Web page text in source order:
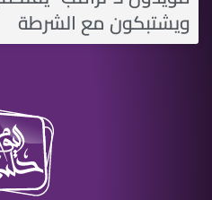
ويشتبكون مع الشرطة